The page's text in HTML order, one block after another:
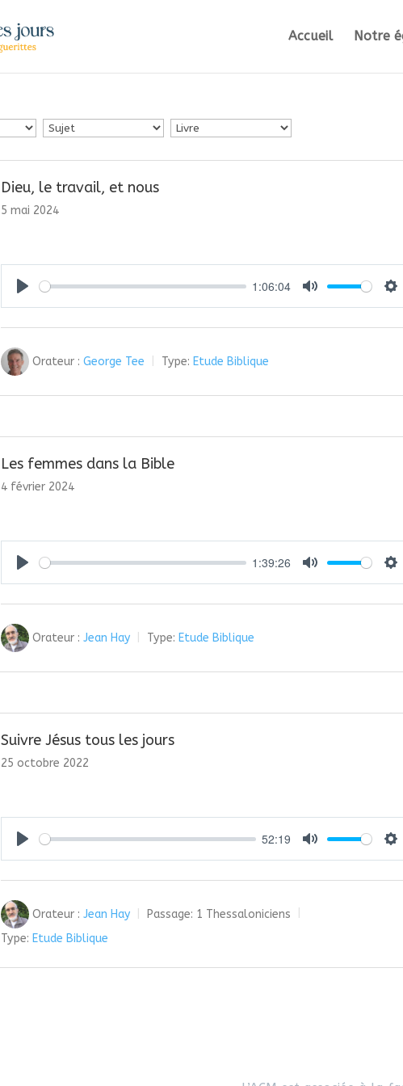
Accueil Notre
Dieu, le travail, et nous
5 mai 2024
1:06:04
Orateur : George Tee Type: Etude Biblique
Les femmes dans la Bible
4 février 2024
1:39:26
Orateur : Jean Hay Type: Etude Biblique
Suivre Jésus tous les jours
25 octobre 2022
52:19
Orateur : Jean Hay Passage: 1 Thessaloniciens
Type: Etude Biblique